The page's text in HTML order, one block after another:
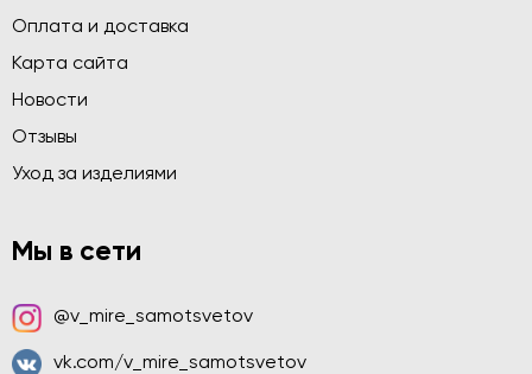
Оплата и доставка
Карта сайта
Новости
Отзывы
Уход за изделиями
Мы в сети
@v_mire_samotsvetov
vk.com/v_mire_samotsvetov